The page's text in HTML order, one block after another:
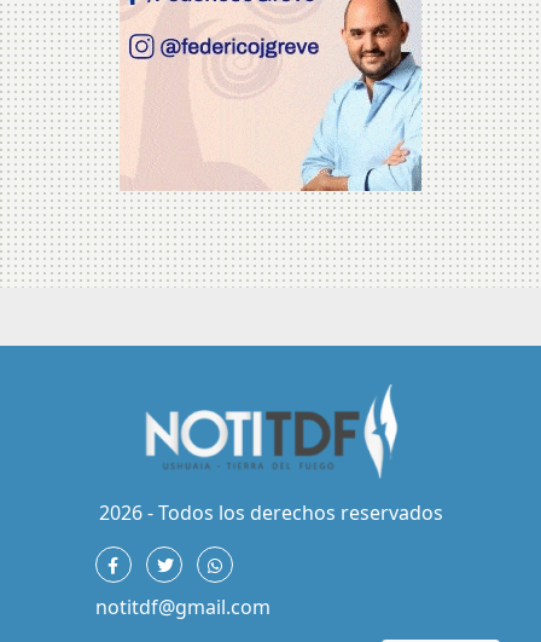
2026 - Todos los derechos reservados
notitdf@gmail.com